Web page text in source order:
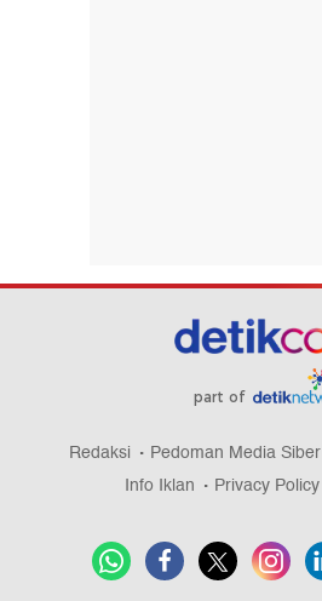
part of
Redaksi Pedoman Media Siber
Info Iklan
Privacy Policy